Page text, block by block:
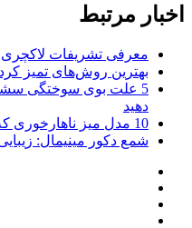
اخبار مرتبط
معرفی تشریفات لاکچری
بهترین روش‌های تمیز
5 علت بوی سوختگی
دهید
10 مدل میز ناهارخوری که خانه‌تان را لوکس می‌کند!
شمع دکور مینیمال: